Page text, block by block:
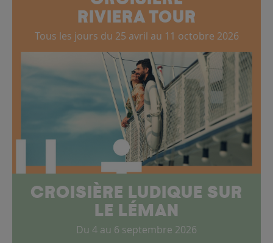
RIVIERA TOUR
Tous les jours du 25 avril au 11 octobre 2026
CROISIÈRE LUDIQUE SUR
LE LÉMAN
Du 4 au 6 septembre 2026